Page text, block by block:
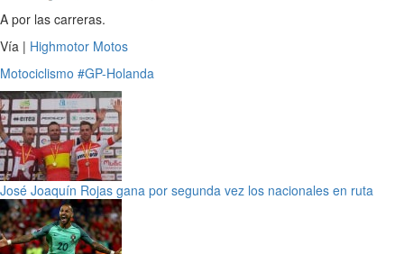
A por las carreras.
Vía | Highmotor Motos
Motociclismo #GP-Holanda
José Joaquín Rojas gana por segunda vez los nacionales en ruta